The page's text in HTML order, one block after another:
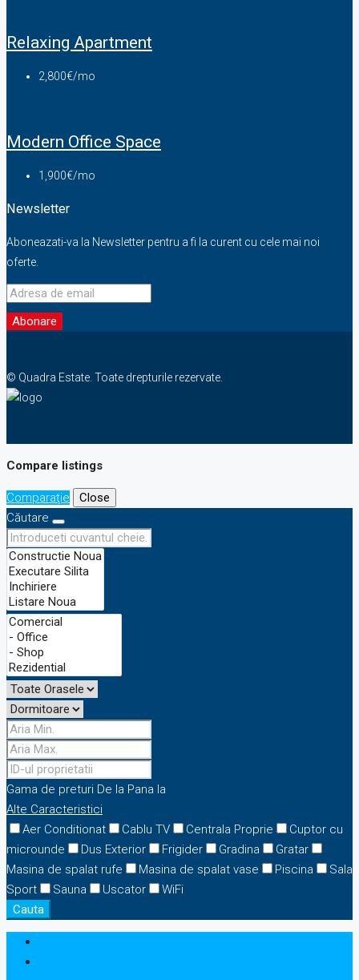
Relaxing Apartment
2,800€/mo
Modern Office Space
1,900€/mo
Newsletter
Aboneazati-va la Newsletter pentru a fi la curent cu cele mai noi
oferte.
Abonare
© Quadra Estate. Toate drepturile rezervate.
Compare listings
Comparaţie
Close
Căutare
Gama de preturi De la Pana la
Alte Caracteristici
Aer Conditionat
Cablu TV Centrala Proprie
Cuptor cu
microunde
Dus Exterior Frigider Gradina
Gratar
Masina de spalat rufe
Masina de spalat vase Piscina
Sala
Sport
Sauna Uscator
WiFi
Cauta